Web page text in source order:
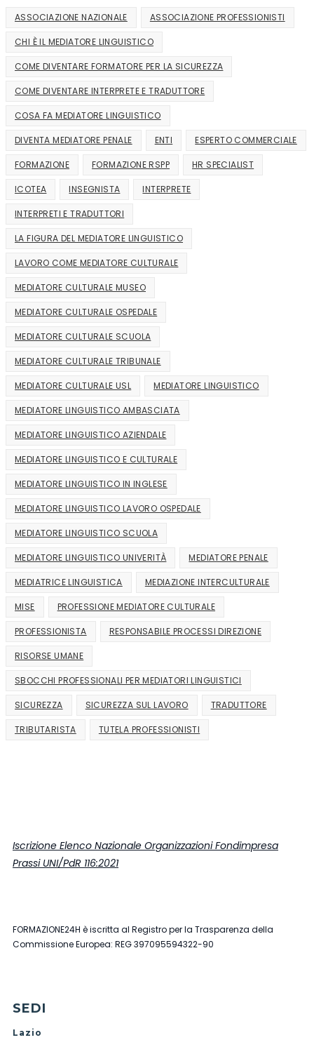
ASSOCIAZIONE NAZIONALE ASSOCIAZIONE PROFESSIONISTI
CHI È IL MEDIATORE LINGUISTICO
COME DIVENTARE FORMATORE PER LA SICUREZZA
COME DIVENTARE INTERPRETE E TRADUTTORE
COSA FA MEDIATORE LINGUISTICO
DIVENTA MEDIATORE PENALE ENTI ESPERTO COMMERCIALE
FORMAZIONE FORMAZIONE RSPP HR SPECIALIST
ICOTEA INSEGNISTA INTERPRETE
INTERPRETI E TRADUTTORI
LA FIGURA DEL MEDIATORE LINGUISTICO
LAVORO COME MEDIATORE CULTURALE
MEDIATORE CULTURALE MUSEO
MEDIATORE CULTURALE OSPEDALE
MEDIATORE CULTURALE SCUOLA
MEDIATORE CULTURALE TRIBUNALE
MEDIATORE CULTURALE USL MEDIATORE LINGUISTICO
MEDIATORE LINGUISTICO AMBASCIATA
MEDIATORE LINGUISTICO AZIENDALE
MEDIATORE LINGUISTICO E CULTURALE
MEDIATORE LINGUISTICO IN INGLESE
MEDIATORE LINGUISTICO LAVORO OSPEDALE
MEDIATORE LINGUISTICO SCUOLA
MEDIATORE LINGUISTICO UNIVERITÀ MEDIATORE PENALE
MEDIATRICE LINGUISTICA MEDIAZIONE INTERCULTURALE
MISE PROFESSIONE MEDIATORE CULTURALE
PROFESSIONISTA RESPONSABILE PROCESSI DIREZIONE
RISORSE UMANE
SBOCCHI PROFESSIONALI PER MEDIATORI LINGUISTICI
SICUREZZA SICUREZZA SUL LAVORO TRADUTTORE
TRIBUTARISTA TUTELA PROFESSIONISTI
Iscrizione Elenco Nazionale Organizzazioni Fondimpresa
Prassi UNI/PdR 116:2021
FORMAZIONE24H è iscritta al Registro per la Trasparenza della
Commissione Europea: REG 397095594322-90
SEDI
Lazio